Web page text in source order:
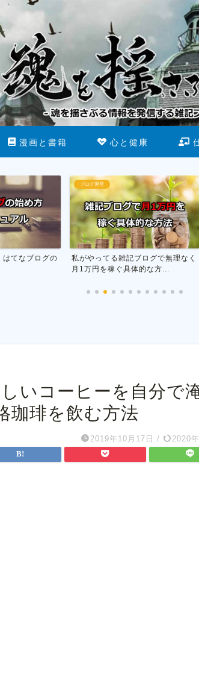
漫画と書籍 心と健康
はてなブログの
ブログ運営
私がやってる雑記ブログで無理なく
月1万円を稼ぐ具体的な方...
いコーヒーを自分で
珈琲を飲む方法
2019年10月17日 / 2020年